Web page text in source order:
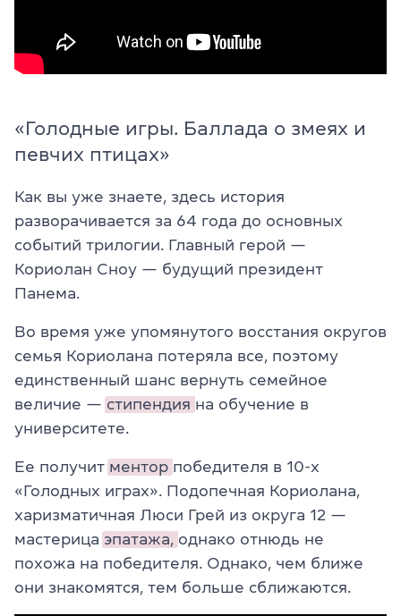
«Голодные игры. Баллада о змеях и
певчих птицах»
Как вы уже знаете, здесь история
разворачивается за 64 года до основных
событий трилогии. Главный герой —
Кориолан Сноу — будущий президент
Панема.
Во время уже упомянутого восстания округов
семья Кориолана потеряла все, поэтому
единственный шанс вернуть семейное
величие — стипендия на обучение в
университете.
Ее получит ментор победителя в 10-х
«Голодных играх». Подопечная Кориолана,
харизматичная Люси Грей из округа 12 —
мастерица эпатажа, однако отнюдь не
похожа на победителя. Однако, чем ближе
они знакомятся, тем больше сближаются.